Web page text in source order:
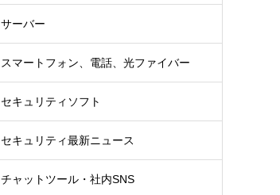
サーバー
スマートフォン、電話、光ファイバー
セキュリティソフト
セキュリティ最新ニュース
チャットツール・社内SNS